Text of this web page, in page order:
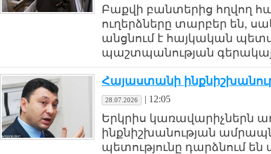
Բաքվի բանտերից հղվող
ուղերձները տարբեր են,
անցնում է հայկական
պաշտպանության
Հայաստանի
28.07.2026 | 12:05
Երկրիս կառավարիչներն
ինքնիշխանության
պետությունը դարձնում